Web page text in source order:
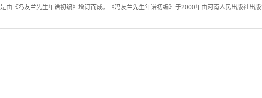
是由《冯友兰先生年谱初编》增订而成。《冯友兰先生年谱初编》于2000年由河南人民出版社出